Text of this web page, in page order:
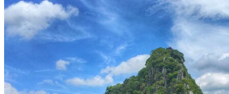
Météo & climat
Obtention Visa Voyage Chine
Comment communiquer depuis la Chine ?
Maîtrisez les mots essentiels
Transports en Chine
Vols directs vers la Chine
Voyager en train
Voyager en Chine avec votre drone
Vaccins pour votre voyage en Chine
Mal des montagnes